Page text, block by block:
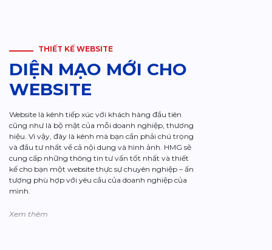
THIẾT KẾ WEBSITE
DIỆN MẠO MỚI CHO
WEBSITE
Website là kênh tiếp xúc với khách hàng đầu tiên
cũng như là bộ mặt của mỗi doanh nghiệp, thương
hiệu. Vì vậy, đây là kênh mà bạn cần phải chú trọng
và đầu tư nhất về cả nội dung và hình ảnh. HMG sẽ
cung cấp những thông tin tư vấn tốt nhất và thiết
kế cho bạn một website thực sự chuyên nghiệp – ấn
tượng phù hợp với yêu cầu của doanh nghiệp của
mình.
Xem thêm